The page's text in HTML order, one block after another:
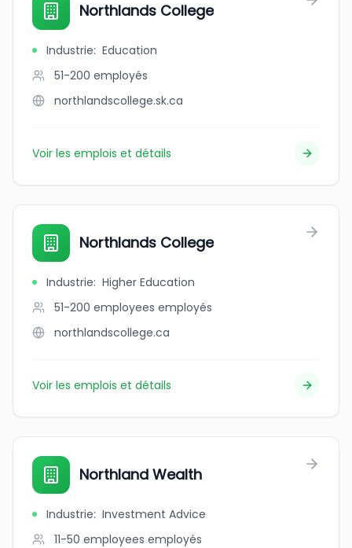
Northlands College
Industrie: Education
51-200 employés
northlandscollege.sk.ca
Voir les emplois et détails
Northlands College
Industrie: Higher Education
51-200 employees employés
northlandscollege.ca
Voir les emplois et détails
Northland Wealth
Industrie: Investment Advice
11-50 employees employés